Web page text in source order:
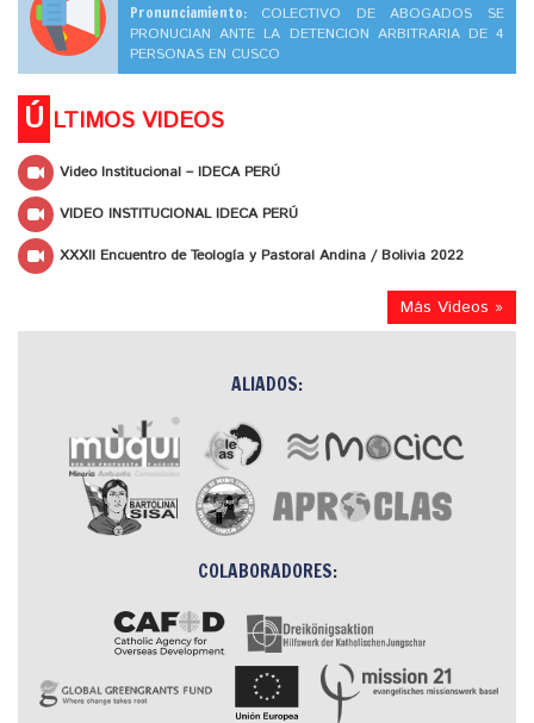
Pronunciamiento: COLECTIVO DE ABOGADOS SE
PRONUCIAN ANTE LA DETENCION ARBITRARIA DE 4
PERSONAS EN CUSCO
Ú LTIMOS VIDEOS
Video Institucional – IDECA PERÚ
VIDEO INSTITUCIONAL IDECA PERÚ
XXXII Encuentro de Teología y Pastoral Andina / Bolivia 2022
Más Videos »
ALIADOS:
COLABORADORES: